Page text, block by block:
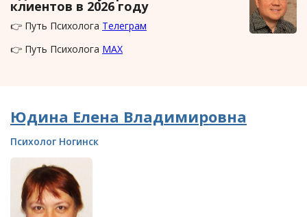
клиентов в 2026 году
👉 Путь Психолога Телеграм
👉 Путь Психолога MAX
Юдина Елена Владимировна
Психолог Ногинск